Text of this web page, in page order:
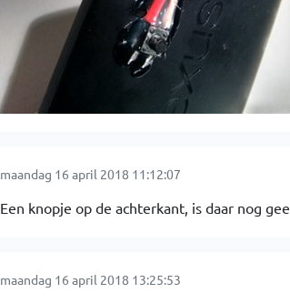
maandag 16 april 2018 11:12:07
Een knopje op de achterkant, is daar nog
maandag 16 april 2018 13:25:53